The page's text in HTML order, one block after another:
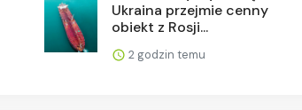
Ukraina przejmie cenny
obiekt z Rosji...
2 godzin temu